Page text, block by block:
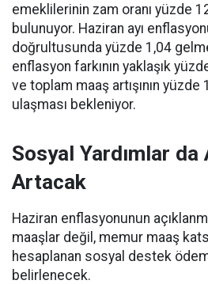
emeklilerinin zam oranı yüzde
bulunuyor. Haziran ayı
doğrultusunda yüzde 1,04
enflasyon farkının yaklaşık
ve toplam maaş artışının
ulaşması bekleniyor.
Sosyal Yardımlar da
Artacak
Haziran enflasyonunun
maaşlar değil, memur maaş
hesaplanan sosyal destek
belirlenecek.